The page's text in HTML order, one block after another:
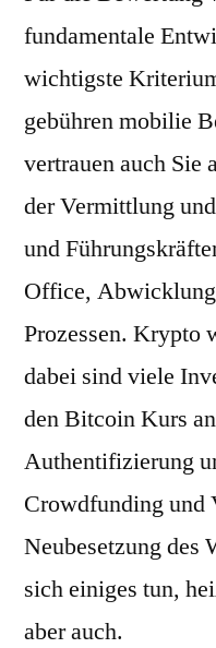
fundamentale
wichtigste
gebühren mobilie
vertrauen auch Sie
der Vermittlung
und
Office,
Prozessen. Krypto
dabei sind viele
den Bitcoin Kurs
Authentifizierung
Crowdfunding und
Neubesetzung des
sich einiges tun,
aber auch.